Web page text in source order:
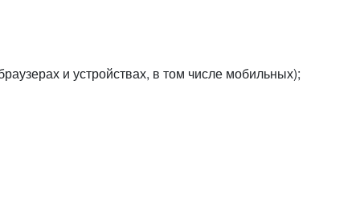
и устройствах, в том числе мобильных);